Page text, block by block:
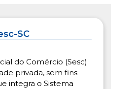
SC
do Comércio (Sesc)
privada, sem fins
integra o Sistema